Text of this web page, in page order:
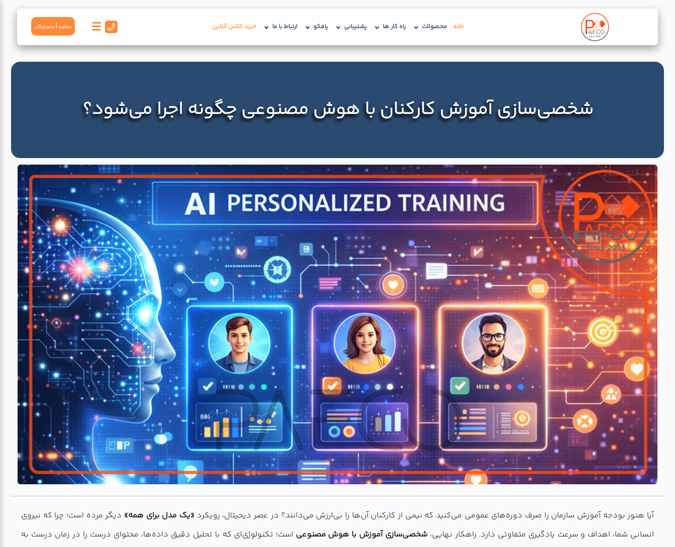
خانه محصولات راه کار ها پشتیبانی پافکو ارتباط با ما خرید کلاس آنلاین مشاوره | دمو رايگان ☰
شخصی‌سازی آموزش کارکنان با هوش مصنوعی چگونه اجرا می‌شود؟
آیا هنوز بودجه آموزش سازمان را صرف دوره‌های عمومی می‌کنید که نیمی از کارکنان آن‌ها را بی‌ارزش می‌دانند؟ در عصر دیجیتال، رویکرد «یک مدل برای همه» دیگر مرده است؛ چرا که نیروی
انسانی شما، اهداف و سرعت یادگیری متفاوتی دارد. راهکار نهایی، شخصی‌سازی آموزش با هوش مصنوعی است؛ تکنولوژی‌ای که با تحلیل دقیق داده‌ها، محتوای درست را در زمان درست به